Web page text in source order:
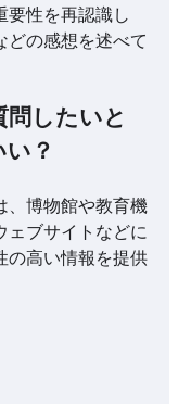
要性を再認識し
どの感想を述べて
したいと
？
、博物館や教育機
ェブサイトなどに
の高い情報を提供